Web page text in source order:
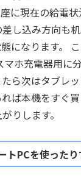
に現在の給電
し込み方向も
になります。
ホ充電器用に
ら次はタブレ
ば本機をすぐ買
りします。
トPCを使った